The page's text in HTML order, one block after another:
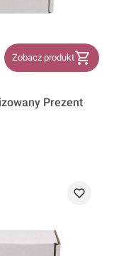
Zobacz produkt
Prezent